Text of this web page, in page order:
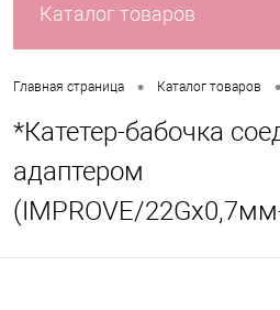
Каталог товаров
Главная страница • Каталог товаров •
*Катетер-бабочка
адаптером
(IMPROVE/